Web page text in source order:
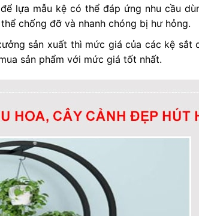
lựa mẫu kệ có thể đáp ứng nhu cầu
chống đỡ và nhanh chóng bị hư hỏng.
sản xuất thì mức giá của các kệ sắt
sản phẩm với mức giá tốt nhất.